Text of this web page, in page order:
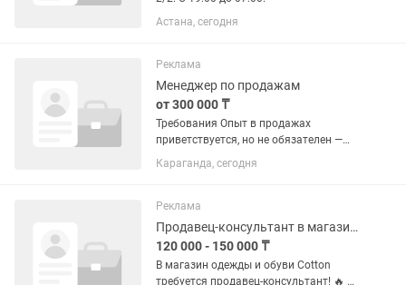
Астана, сегодня
Реклама
Менеджер по продажам
от 300 000 ₸
Требования Опыт в продажах
приветствуется, но не обязателен —
всему обучим. Грамотная устная речь
и вежливое общение. Уверенное
Караганда, сегодня
Реклама
Продавец-консультант в магазине одежды
120 000 - 150 000 ₸
В магазин одежды и обуви Cotton
требуется продавец-консультант! 🔥 📍